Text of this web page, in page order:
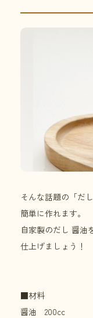
そんな話題の「だ
簡単に作れます。
自家製のだし 醤油
仕上げましょう！
■材料
醤油 200cc